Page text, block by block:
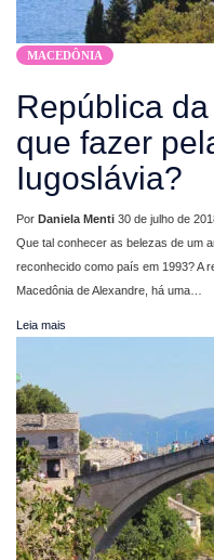
MACEDÔNIA
República
que fazer
Iugoslávia?
Por Daniela Menti 30 de julho de
Que tal conhecer as belezas de um
reconhecido como país em 1993? A
Macedônia de Alexandre, há uma…
Leia mais